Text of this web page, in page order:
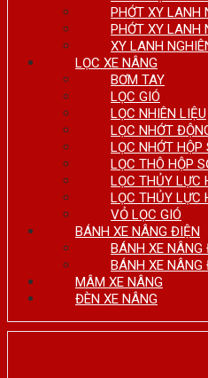
PHỚT XY LANH
PHỚT XY LANH
XY LANH
LỌC XE NÂNG
BƠM TAY
LỌC GIÓ
LỌC NHIÊN LIỆU
LỌC NHỚT
LỌC NHỚT HỘP
LỌC THÔ HỘP
LỌC THỦY LỰC
LỌC THỦY LỰC
VỎ LỌC GIÓ
BÁNH XE NÂNG ĐIỆN
BÁNH XE NÂNG
BÁNH XE NÂNG
MÂM XE NÂNG
ĐÈN XE NÂNG